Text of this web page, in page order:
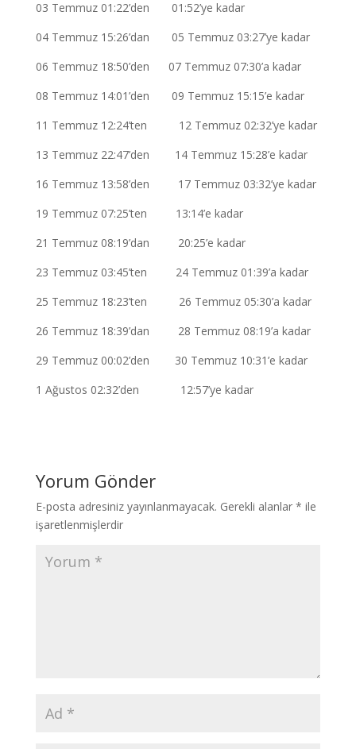
03 Temmuz 01:22’den 01:52’ye kadar
04 Temmuz 15:26’dan 05 Temmuz 03:27’ye kadar
06 Temmuz 18:50’den 07 Temmuz 07:30’a kadar
08 Temmuz 14:01’den 09 Temmuz 15:15’e kadar
11 Temmuz 12:24’ten 12 Temmuz 02:32’ye kadar
13 Temmuz 22:47’den 14 Temmuz 15:28’e kadar
16 Temmuz 13:58’den 17 Temmuz 03:32’ye kadar
19 Temmuz 07:25’ten 13:14’e kadar
21 Temmuz 08:19’dan 20:25’e kadar
23 Temmuz 03:45’ten 24 Temmuz 01:39’a kadar
25 Temmuz 18:23’ten 26 Temmuz 05:30’a kadar
26 Temmuz 18:39’dan 28 Temmuz 08:19’a kadar
29 Temmuz 00:02’den 30 Temmuz 10:31’e kadar
1 Ağustos 02:32’den 12:57’ye kadar
Yorum Gönder
E-posta adresiniz yayınlanmayacak. Gerekli alanlar * ile
işaretlenmişlerdir